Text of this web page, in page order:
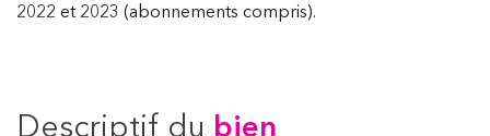
2022 et 2023 (abonnements compris).